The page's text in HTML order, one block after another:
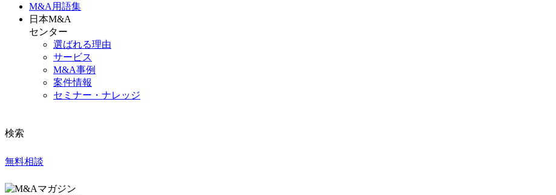
M&A 用語集
日本M&A
センター
選ばれる理由
サービス
M&A事例
案件情報
セミナー・ナレッジ
検索
無料相談